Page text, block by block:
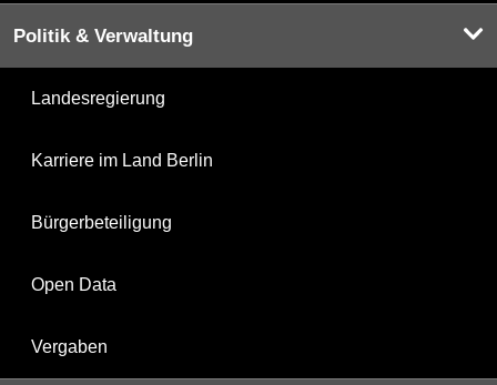
Politik & Verwaltung
Landesregierung
Karriere im Land Berlin
Bürgerbeteiligung
Open Data
Vergaben